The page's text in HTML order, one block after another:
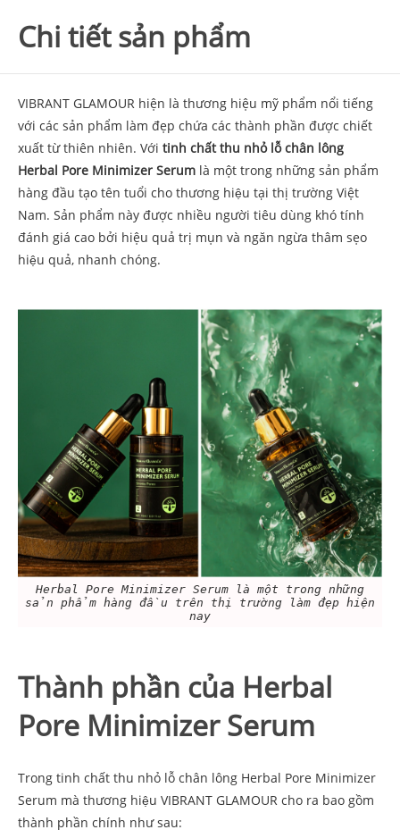
Chi tiết sản phẩm
VIBRANT GLAMOUR hiện là thương hiệu mỹ phẩm nổi tiếng
với các sản phẩm làm đẹp chứa các thành phần được chiết
xuất từ thiên nhiên. Với tinh chất thu nhỏ lỗ chân lông
Herbal Pore Minimizer Serum là một trong những sản phẩm
hàng đầu tạo tên tuổi cho thương hiệu tại thị trường Việt
Nam. Sản phẩm này được nhiều người tiêu dùng khó tính
đánh giá cao bởi hiệu quả trị mụn và ngăn ngừa thâm sẹo
hiệu quả, nhanh chóng.
Herbal Pore Minimizer Serum là một trong những
sản phẩm hàng đầu trên thị trường làm đẹp hiện
nay
Thành phần của Herbal
Pore Minimizer Serum
Trong tinh chất thu nhỏ lỗ chân lông Herbal Pore Minimizer
Serum mà thương hiệu VIBRANT GLAMOUR cho ra bao gồm
thành phần chính như sau: